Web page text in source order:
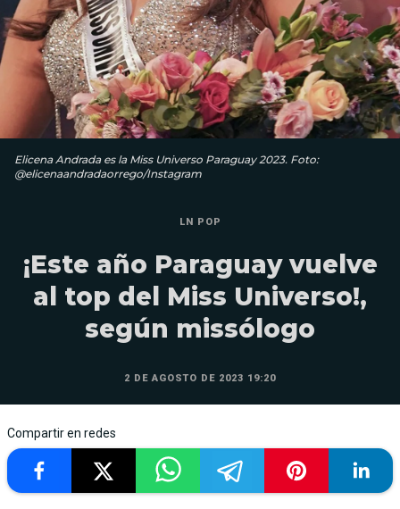
Elicena Andrada es la Miss Universo Paraguay 2023. Foto:
@elicenaandradaorrego/Instagram
LN POP
¡Este año Paraguay vuelve
al top del Miss Universo!,
según missólogo
2 DE AGOSTO DE 2023 19:20
Compartir en redes